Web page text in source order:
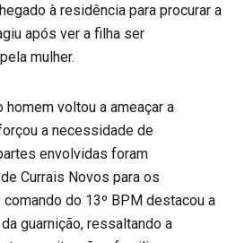
à residência para procurar a
após ver a filha ser
mulher.
homem voltou a ameaçar a
a necessidade de
envolvidas foram
Currais Novos para os
do 13º BPM destacou a
guarnição, ressaltando a